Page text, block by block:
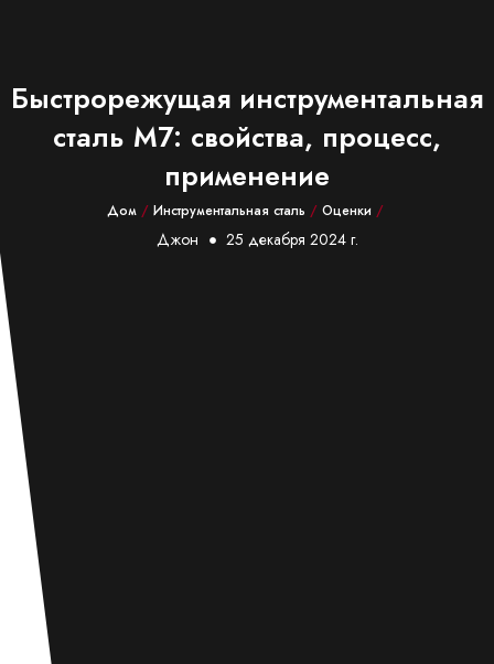
Быстрорежущая инструментальная
сталь M7: свойства, процесс,
применение
Дом/ Инструментальная сталь / Оценки/
Джон 25 декабря 2024 г.